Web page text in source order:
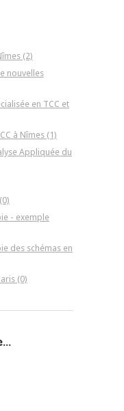
(2)
nouvelles
en TCC et
à Nîmes (1)
Appliquée du
- exemple
des schémas en
(0)